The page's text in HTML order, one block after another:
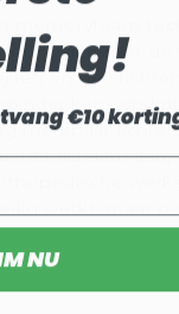
memoryfoam
zich naar de
en
kans op
merkbaar lichter
het lichaam aan,
werkt, maar
€10
NU